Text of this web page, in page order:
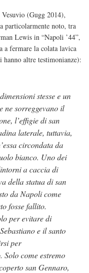
(Gugg 2014),
particolarmente noto, tra
Lewis in “Napoli ’44”,
a fermare la colata lavica
altre testimonianze):
stesse e un
ne sorreggevano il
l’effigie di san
laterale, tuttavia,
circondata da
bianco. Uno dei
a caccia di
della statua di san
da Napoli come
fosse fallito.
per evitare di
e il santo
per
come estremo
san Gennaro,